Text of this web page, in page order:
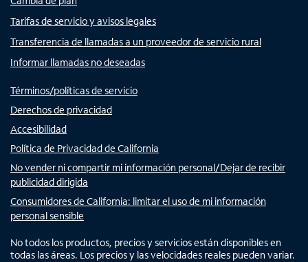
Tarifas de servicio y avisos legales
Transferencia de llamadas a un proveedor de servicio rural
Informar llamadas no deseadas
Términos/políticas de servicio
Derechos de privacidad
Accesibilidad
Política de Privacidad de California
No vender ni compartir mi información personal/Dejar de recibir
publicidad dirigida
Consumidores de California: limitar el uso de mi información
personal sensible
No todos los productos, precios y servicios están disponibles en
todas las áreas. Los precios y las velocidades reales pueden variar.